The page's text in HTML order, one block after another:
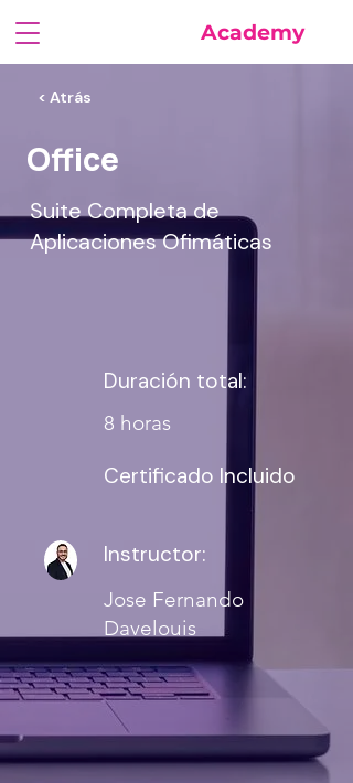
Academy
< Atrás
Office
Suite Completa de
Aplicaciones Ofimáticas
Duración total:
8 horas
Certificado Incluido
Instructor:
Jose Fernando
Davelouis